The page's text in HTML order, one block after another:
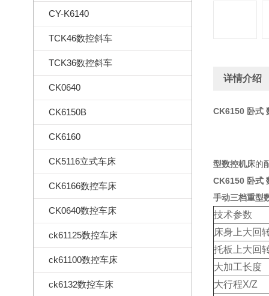
CY-K6140
TCK46数控斜车
TCK36数控斜车
CK0640
CK6150B
CK6160
CK5116立式车床
CK6166数控车床
CK0640数控车床
ck61125数控车床
ck61100数控车床
ck6132数控车床
详情介绍
CK6150 卧式
型数控机床的
CK6150 卧式
手动三档重型
技术参数
床身上大回
托板上大回
大加工长度
大行程X/Z